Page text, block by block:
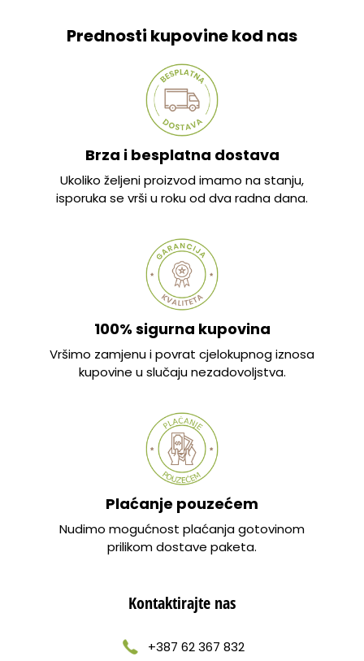
Prednosti kupovine kod nas
Brza i besplatna dostava
Ukoliko željeni proizvod imamo na stanju,
isporuka se vrši u roku od dva radna dana.
100% sigurna kupovina
Vršimo zamjenu i povrat cjelokupnog iznosa
kupovine u slučaju nezadovoljstva.
Plaćanje pouzećem
Nudimo mogućnost plaćanja gotovinom
prilikom dostave paketa.
Kontaktirajte nas
+387 62 367 832